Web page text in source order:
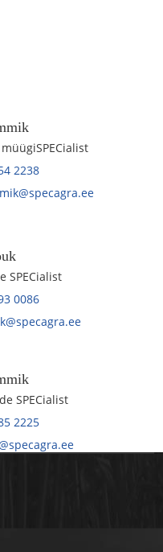
2238
SPECialist
0086
SPECialist
2225